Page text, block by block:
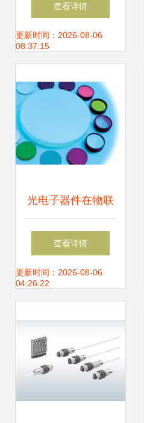
南 时间节奏、上市
查看详情
更新时间：2026-08-06
08:37:15
光电子器件在物联
网与传感技术中的
关键作用与供应趋
查看详情
更新时间：2026-08-06
04:26:22